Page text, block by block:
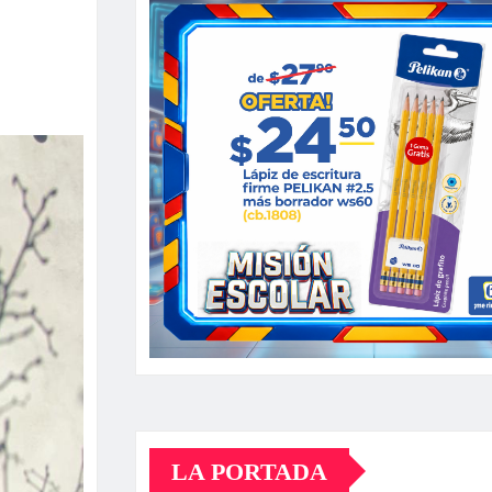
LA PORTADA